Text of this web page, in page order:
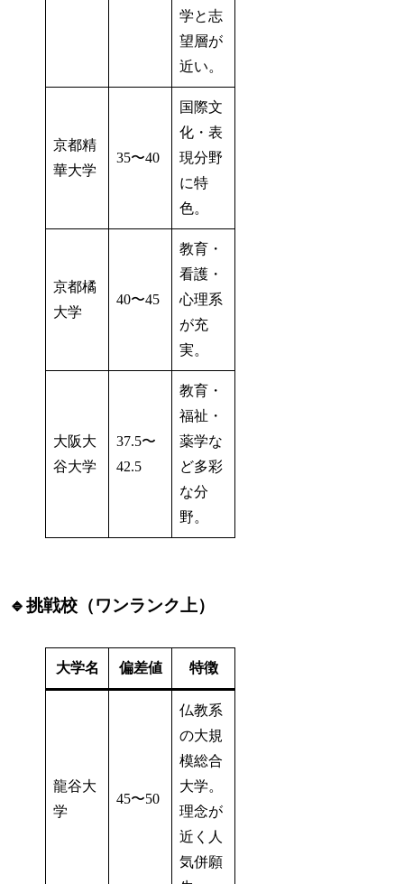
学と志
望層が
近い。
京都精
華大学
35〜40
国際文
化・表
現分野
に特
色。
京都橘
大学
40〜45
教育・
看護・
心理系
が充
実。
大阪大
谷大学
37.5〜
42.5
教育・
福祉・
薬学な
ど多彩
な分
野。
🔹挑戦校（ワンランク上）
大学名 偏差値 特徴
龍谷大
学
45〜50
仏教系
の大規
模総合
大学。
理念が
近く人
気併願